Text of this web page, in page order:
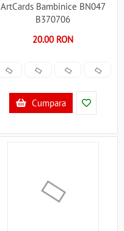
ArtCards Bambinice BN047
B370706
20.00 RON
Cumpara